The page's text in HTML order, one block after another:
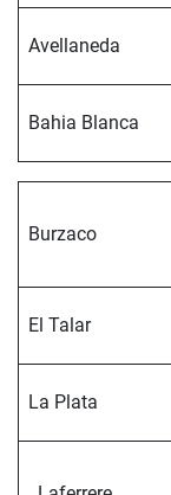
Avellaneda
Bahia Blanca
Burzaco
El Talar
La Plata